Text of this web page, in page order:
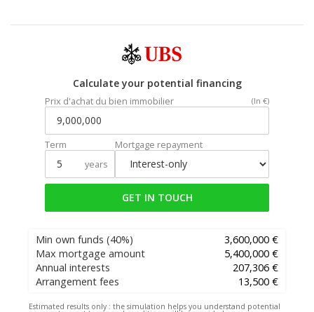
Calculate your potential financing
Prix d'achat du bien immobilier (In €)
Term
years
Mortgage repayment
GET IN TOUCH
Min own funds (40%)
3,600,000 €
Max mortgage amount
5,400,000 €
Annual interests
207,306 €
Arrangement fees
13,500 €
Estimated results only : the simulation helps you understand potential